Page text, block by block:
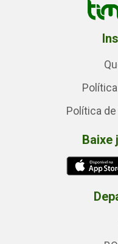
Política
Baixe